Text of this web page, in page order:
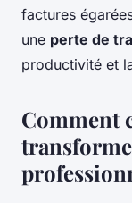
factures
une perte de
productivité et
Comment